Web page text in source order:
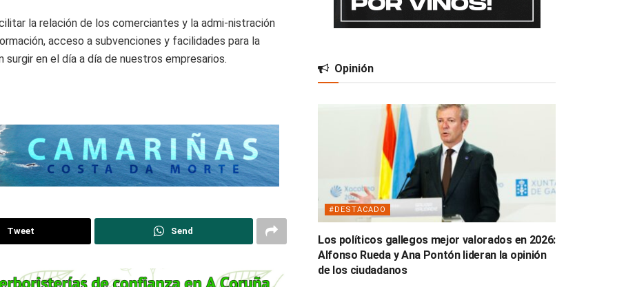
la relación de los comerciantes y la admi-nistración
acceso a subvenciones y facilidades para la
en el día a día de nuestros empresarios.
Tweet Send
Opinión
#DESTACADO
Los políticos gallegos mejor valorados en 2026:
Alfonso Rueda y Ana Pontón lideran la opinión
de los ciudadanos